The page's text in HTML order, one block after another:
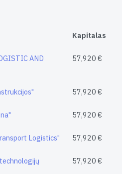
Kapitalas
AND
57,920 €
57,920 €
57,920 €
Logistics" 57,920 €
57,920 €